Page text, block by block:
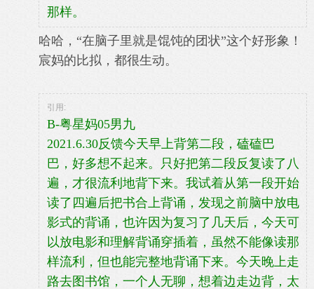
那样。
哈哈，“在脑子里就是馄饨的团状”这个好形象！
宸妈的比拟，都很生动。
引用:
B-粤星妈05男九
2021.6.30反馈今天早上背第二段，磕磕巴
巴，好多想不起来。只好把第二段反复读了八
遍，才很流利地背下来。我试着从第一段开始
读了四遍后把书合上背诵，发现之前脑中放电
影式的背诵，也许因为复习了几天后，今天可
以放电影和理解背诵穿插着，虽然不能像读那
样流利，但也能完整地背诵下来。今天晚上走
路去图书馆，一个人无聊，想着边走边背，太